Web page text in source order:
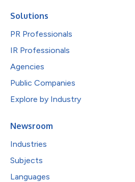
Solutions
PR Professionals
IR Professionals
Agencies
Public Companies
Explore by Industry
Newsroom
Industries
Subjects
Languages